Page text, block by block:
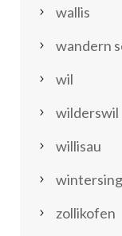
wallis
wandern
wil
wilderswil
willisau
zollikofen